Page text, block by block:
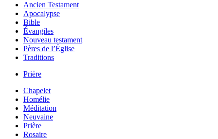
Ancien Testament
Apocalypse
Bible
Évangiles
Nouveau testament
Pères de l’Église
Traditions
Prière
Chapelet
Homélie
Méditation
Neuvaine
Prière
Rosaire